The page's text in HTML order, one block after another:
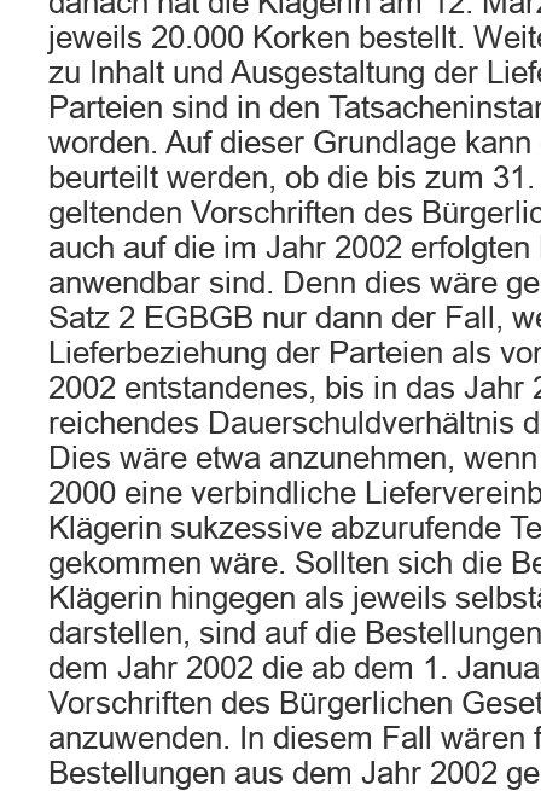
jeweils 20.000 Korken bestellt.
zu Inhalt und Ausgestaltung der
Parteien sind in den
worden. Auf dieser Grundlage
beurteilt werden, ob die bis zum
geltenden Vorschriften des
auch auf die im Jahr 2002 erfolgten
anwendbar sind. Denn dies wäre
Satz 2 EGBGB nur dann der Fall,
Lieferbeziehung der Parteien als
2002 entstandenes, bis in das Jahr
reichendes Dauerschuldverhältnis
Dies wäre etwa anzunehmen,
2000 eine verbindliche
Klägerin sukzessive abzurufende
gekommen wäre. Sollten sich die
Klägerin hingegen als jeweils
darstellen, sind auf die
dem Jahr 2002 die ab dem 1.
Vorschriften des Bürgerlichen
anzuwenden. In diesem Fall wären
Bestellungen aus dem Jahr 2002